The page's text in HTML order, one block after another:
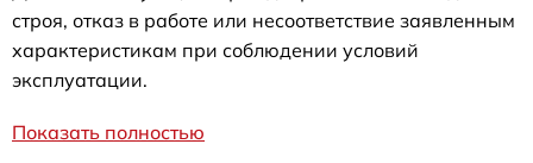
строя, отказ в работе или несоответствие заявленным
характеристикам при соблюдении условий
эксплуатации.
Показать полностью